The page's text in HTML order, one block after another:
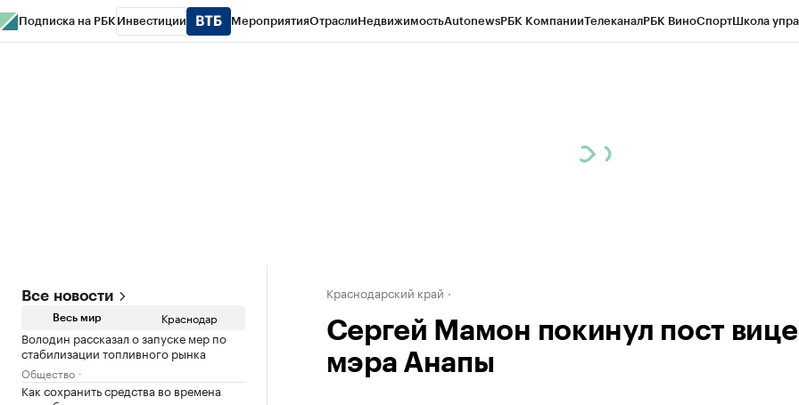
Подписка на РБК Инвестиции МероприятияОтраслиНедвижимостьAutonewsРБК КомпанииТелеканалРБК ВиноСпортШкола
Все новости
Весь мир Краснодар
Володин рассказал о запуске мер по
стабилизации топливного рынка
Общество
Как сохранить средства во времена
Краснодарский край
Сергей Мамон покинул пост
мэра Анапы